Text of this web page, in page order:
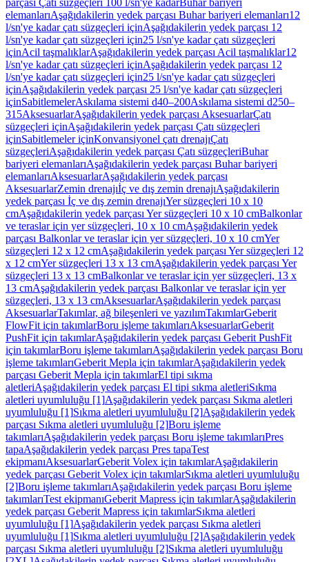
parçası Çatı süzgeçleri 100 l/sn'ye kadarBuhar bariyeri
elemanlarıAşağıdakilerin yedek parçası Buhar bariyeri elemanları12
l/sn'ye kadar çatı süzgeçleri içinAşağıdakilerin yedek parçası 12
l/sn'ye kadar çatı süzgeçleri için25 l/sn'ye kadar çatı süzgeçleri
içinAcil taşmalıklarAşağıdakilerin yedek parçası Acil taşmalıklar12
l/sn'ye kadar çatı süzgeçleri içinAşağıdakilerin yedek parçası 12
l/sn'ye kadar çatı süzgeçleri için25 l/sn'ye kadar çatı süzgeçleri
içinAşağıdakilerin yedek parçası 25 l/sn'ye kadar çatı süzgeçleri
içinSabitlemelerAskılama sistemi d40–200Askılama sistemi d250–
315AksesuarlarAşağıdakilerin yedek parçası AksesuarlarÇatı
süzgeçleri içinAşağıdakilerin yedek parçası Çatı süzgeçleri
içinSabitlemeler içinKonvansiyonel çatı drenajıÇatı
süzgeçleriAşağıdakilerin yedek parçası Çatı süzgeçleriBuhar
bariyeri elemanlarıAşağıdakilerin yedek parçası Buhar bariyeri
elemanlarıAksesuarlarAşağıdakilerin yedek parçası
AksesuarlarZemin drenajıİç ve dış zemin drenajıAşağıdakilerin
yedek parçası İç ve dış zemin drenajıYer süzgeçleri 10 x 10
cmAşağıdakilerin yedek parçası Yer süzgeçleri 10 x 10 cmBalkonlar
ve teraslar için yer süzgeçleri, 10 x 10 cmAşağıdakilerin yedek
parçası Balkonlar ve teraslar için yer süzgeçleri, 10 x 10 cmYer
süzgeçleri 12 x 12 cmAşağıdakilerin yedek parçası Yer süzgeçleri 12
x 12 cmYer süzgeçleri 13 x 13 cmAşağıdakilerin yedek parçası Yer
süzgeçleri 13 x 13 cmBalkonlar ve teraslar için yer süzgeçleri, 13 x
13 cmAşağıdakilerin yedek parçası Balkonlar ve teraslar için yer
süzgeçleri, 13 x 13 cmAksesuarlarAşağıdakilerin yedek parçası
AksesuarlarTakımlar, ağ bileşenleri ve yazılımTakımlarGeberit
FlowFit için takımlarBoru işleme takımlarıAksesuarlarGeberit
PushFit için takımlarAşağıdakilerin yedek parçası Geberit PushFit
için takımlarBoru işleme takımlarıAşağıdakilerin yedek parçası Boru
işleme takımlarıGeberit Mepla için takımlarAşağıdakilerin yedek
parçası Geberit Mepla için takımlarEl tipi sıkma
aletleriAşağıdakilerin yedek parçası El tipi sıkma aletleriSıkma
aletleri uyumluluğu [1]Aşağıdakilerin yedek parçası Sıkma aletleri
uyumluluğu [1]Sıkma aletleri uyumluluğu [2]Aşağıdakilerin yedek
parçası Sıkma aletleri uyumluluğu [2]Boru işleme
takımlarıAşağıdakilerin yedek parçası Boru işleme takımlarıPres
tapaAşağıdakilerin yedek parçası Pres tapaTest
ekipmanıAksesuarlarGeberit Volex için takımlarAşağıdakilerin
yedek parçası Geberit Volex için takımlarSıkma aletleri uyumluluğu
[2]Boru işleme takımlarıAşağıdakilerin yedek parçası Boru işleme
takımlarıTest ekipmanıGeberit Mapress için takımlarAşağıdakilerin
yedek parçası Geberit Mapress için takımlarSıkma aletleri
uyumluluğu [1]Aşağıdakilerin yedek parçası Sıkma aletleri
uyumluluğu [1]Sıkma aletleri uyumluluğu [2]Aşağıdakilerin yedek
parçası Sıkma aletleri uyumluluğu [2]Sıkma aletleri uyumluluğu